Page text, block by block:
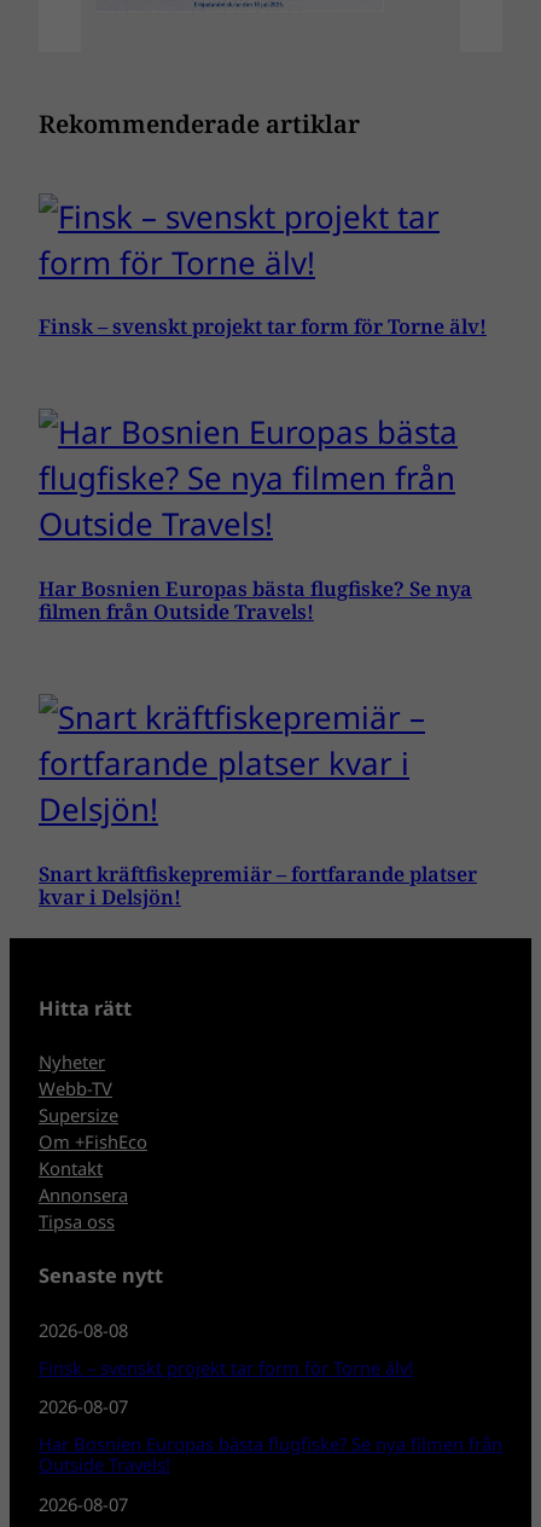
Rekommenderade artiklar
Finsk – svenskt projekt tar form för Torne älv!
Har Bosnien Europas bästa flugfiske? Se nya
filmen från Outside Travels!
Snart kräftfiskepremiär – fortfarande platser
kvar i Delsjön!
Hitta rätt
Nyheter
Webb-TV
Supersize
Om +FishEco
Kontakt
Annonsera
Tipsa oss
Senaste nytt
2026-08-08
Finsk – svenskt projekt tar form för Torne älv!
2026-08-07
Har Bosnien Europas bästa flugfiske? Se nya filmen från
Outside Travels!
2026-08-07